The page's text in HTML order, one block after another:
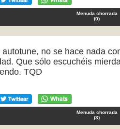
Menuda chorrada
(0)
no se hace nada
Que sólo escuchéis
TQD
Menuda chorrada
(3)